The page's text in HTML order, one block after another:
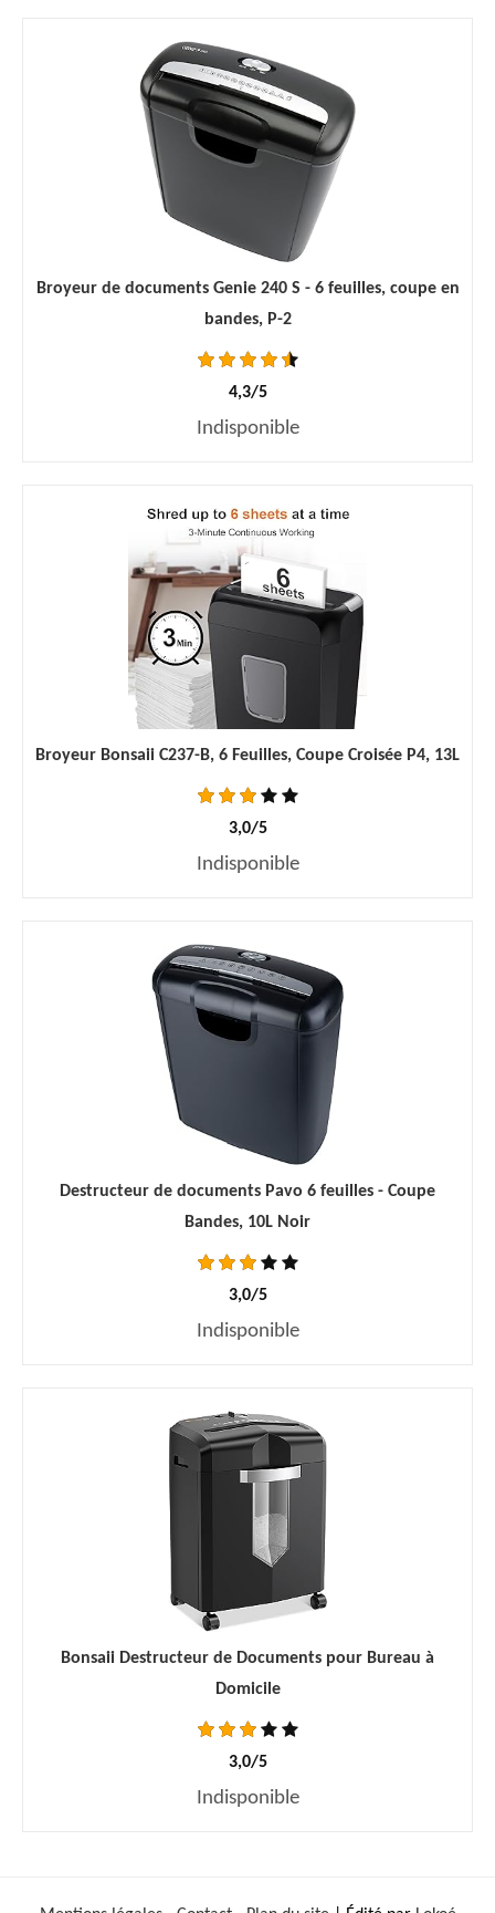
Broyeur de documents Genie 240 S - 6 feuilles, coupe en
bandes, P-2
4,3/5
Indisponible
Broyeur Bonsaii C237-B, 6 Feuilles, Coupe Croisée P4, 13L
3,0/5
Indisponible
Destructeur de documents Pavo 6 feuilles - Coupe
Bandes, 10L Noir
3,0/5
Indisponible
Bonsaii Destructeur de Documents pour Bureau à
Domicile
3,0/5
Indisponible